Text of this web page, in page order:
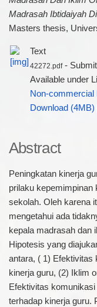
Madrasah Ibtidaiyah
Masters thesis,
Text
42272.pdf-
Available under
Non-commercial
Download (4MB)
Abstract
Peningkatan kinerja
prilaku kepemimpinan
sekolah. Oleh karena
mengetahui ada
kepala madrasah dan
Hipotesis yang
antara, ( 1) Efektivitas
kinerja guru, (2) Iklim
Efektivitas
terhadap kinerja guru.